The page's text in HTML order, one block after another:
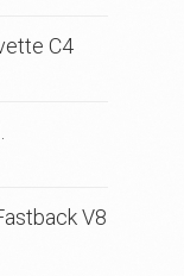
C4
V8